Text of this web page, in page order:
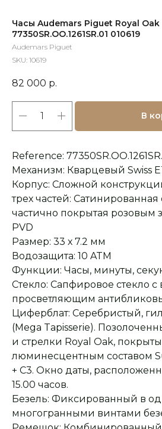
Часы Audemars Piguet Royal Oak
77350SR.OO.1261SR.01 010619
Audemars Piguet
SKU: 10619
82 000 р.
В
Reference:
Механизм: Кварцевый Swiss
Корпус: Сложной
трех частей: Сатинированная
частично покрытая розовым
PVD
Размер: 33 х 7.2 мм
Водозащита: 10 ATM
Функции: Часы, минуты,
Стекло: Сапфировое стекло
просветляющим
Циферблат: Серебристый,
(Mega Tapisserie).
и стрелки Royal Oak,
люминесцентным составом
+ С3. Окно даты,
15.00 часов.
Безель: Фиксированный в
многогранными винтами